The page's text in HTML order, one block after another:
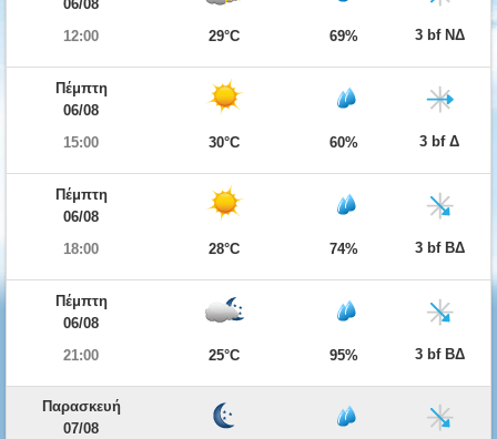
06/08
12:00
29°C 69% 3 bf ΝΔ
Πέμπτη
06/08
15:00
30°C 60% 3 bf Δ
Πέμπτη
06/08
18:00
28°C 74% 3 bf ΒΔ
Πέμπτη
06/08
21:00
25°C 95% 3 bf ΒΔ
Παρασκευή
07/08